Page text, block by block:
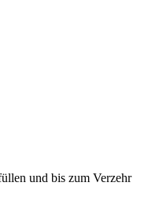
und bis zum Verzehr